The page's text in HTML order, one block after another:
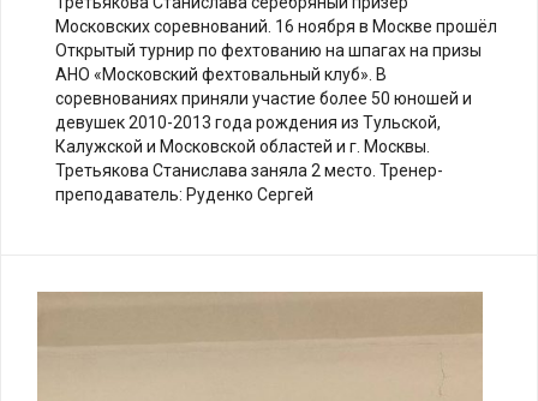
Московских соревнований. 16 ноября в Москве прошёл
Открытый турнир по фехтованию на шпагах на призы
АНО «Московский фехтовальный клуб». В
соревнованиях приняли участие более 50 юношей и
девушек 2010-2013 года рождения из Тульской,
Калужской и Московской областей и г. Москвы.
Третьякова Станислава заняла 2 место. Тренер-
преподаватель: Руденко Сергей